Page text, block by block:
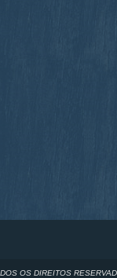
OS DIREITOS